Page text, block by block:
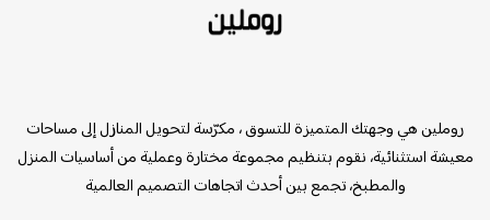
روملين هي وجهتك المتميزة للتسوق ، مكرّسة لتحويل المنازل إلى مساحات
معيشة استثنائية، نقوم بتنظيم مجموعة مختارة وعملية من أساسيات المنزل
والمطبخ، تجمع بين أحدث اتجاهات التصميم العالمية